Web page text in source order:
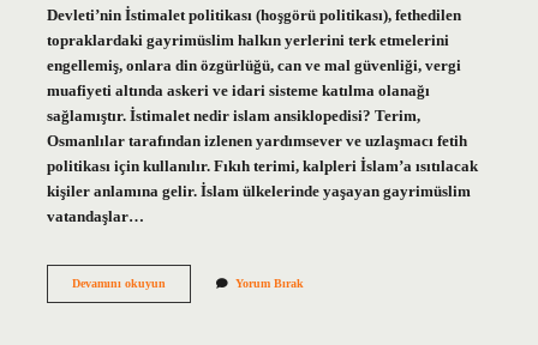
Devleti’nin İstimalet politikası (hoşgörü politikası), fethedilen
topraklardaki gayrimüslim halkın yerlerini terk etmelerini
engellemiş, onlara din özgürlüğü, can ve mal güvenliği, vergi
muafiyeti altında askeri ve idari sisteme katılma olanağı
sağlamıştır. İstimalet nedir islam ansiklopedisi? Terim,
Osmanlılar tarafından izlenen yardımsever ve uzlaşmacı fetih
politikası için kullanılır. Fıkıh terimi, kalpleri İslam’a ısıtılacak
kişiler anlamına gelir. İslam ülkelerinde yaşayan gayrimüslim
vatandaşlar…
Devamını okuyunIstimalet
Yorum Bırak